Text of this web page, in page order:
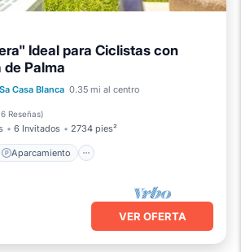
Ideal para Ciclistas con
Palma
Sa Casa Blanca 0.35 mi al centro
6 Reseñas)
6 Invitados 2734 pies²
Aparcamiento
Aparcamiento
Balcón/Terraza
VER OFERTA